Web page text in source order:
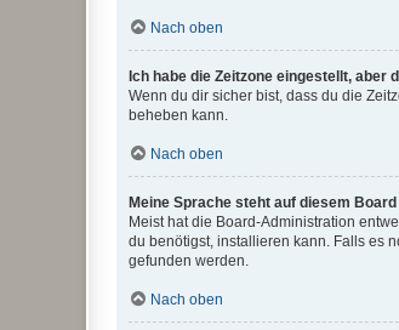
Nach oben
Ich habe die Zeitzone eingestellt, aber
Wenn du dir sicher bist, dass du die
beheben kann.
Nach oben
Meine Sprache steht auf diesem
Meist hat die Board-Administration
du benötigst, installieren kann. Falls es
gefunden werden.
Nach oben